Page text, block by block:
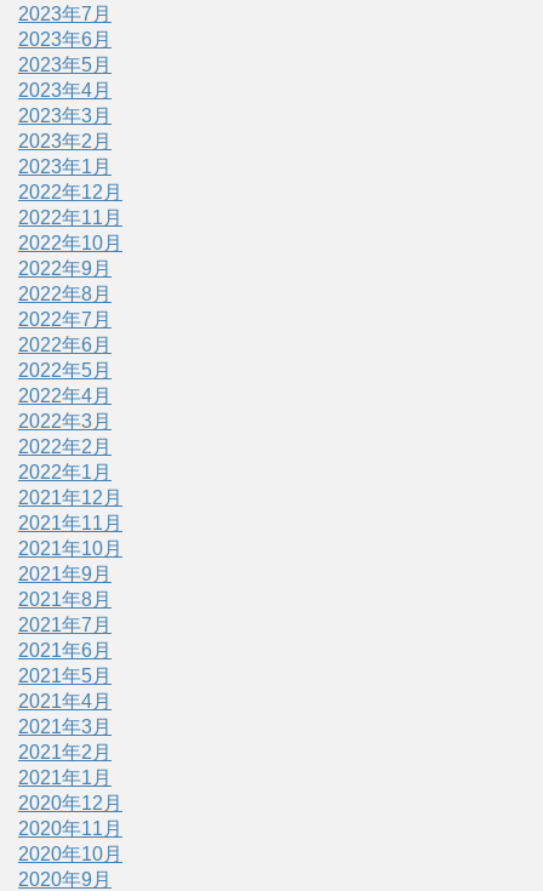
2023年7月
2023年6月
2023年5月
2023年4月
2023年3月
2023年2月
2023年1月
2022年12月
2022年11月
2022年10月
2022年9月
2022年8月
2022年7月
2022年6月
2022年5月
2022年4月
2022年3月
2022年2月
2022年1月
2021年12月
2021年11月
2021年10月
2021年9月
2021年8月
2021年7月
2021年6月
2021年5月
2021年4月
2021年3月
2021年2月
2021年1月
2020年12月
2020年11月
2020年10月
2020年9月